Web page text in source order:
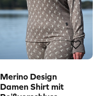
Merino Design
Damen Shirt mit